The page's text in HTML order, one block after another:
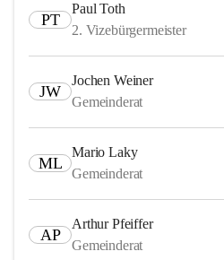
PT
Paul Toth
2. Vizebürgermeister
JW
Jochen Weiner
Gemeinderat
ML
Mario Laky
Gemeinderat
AP
Arthur Pfeiffer
Gemeinderat